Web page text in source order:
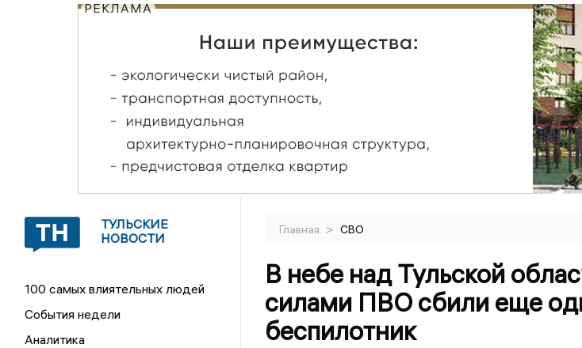
РЕКЛАМА
ТУЛЬСКИЕ
НОВОСТИ
100 самых влиятельных людей
События недели
Аналитика
Главная > СВО
В небе над Тульской
силами ПВО сбили еще
беспилотник